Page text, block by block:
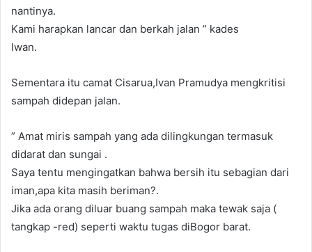
nantinya.
Kami harapkan lancar dan berkah jalan ” kades
Iwan.
Sementara itu camat Cisarua,Ivan Pramudya mengkritisi
sampah didepan jalan.
” Amat miris sampah yang ada dilingkungan termasuk
didarat dan sungai .
Saya tentu mengingatkan bahwa bersih itu sebagian dari
iman,apa kita masih beriman?.
Jika ada orang diluar buang sampah maka tewak saja (
tangkap -red) seperti waktu tugas diBogor barat.